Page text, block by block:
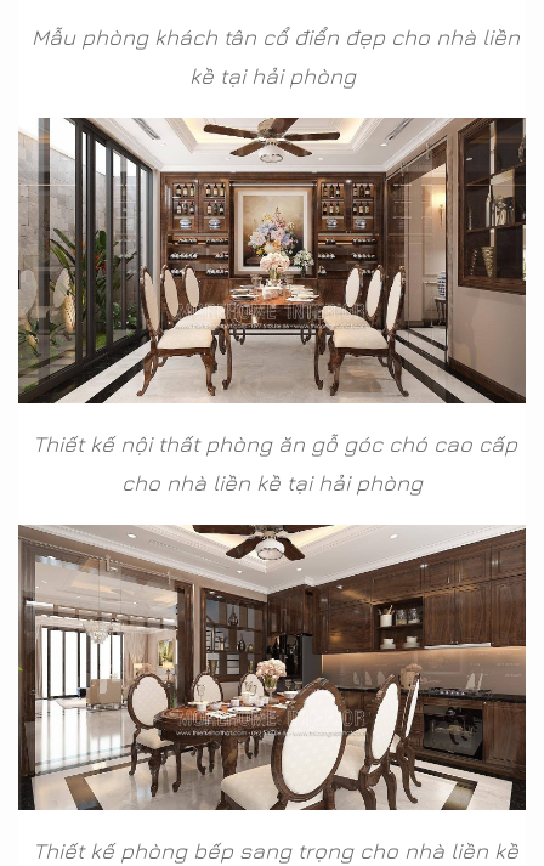
Mẫu phòng khách tân cổ điển đẹp cho nhà liền
kề tại hải phòng
Thiết kế nội thất phòng ăn gỗ góc chó cao cấp
cho nhà liền kề tại hải phòng
Thiết kế phòng bếp sang trọng cho nhà liền kề